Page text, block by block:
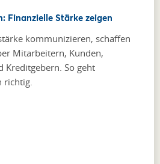
Finanzielle Stärke zeigen
kommunizieren, schaffen
Mitarbeitern, Kunden,
Kreditgebern. So geht
richtig.